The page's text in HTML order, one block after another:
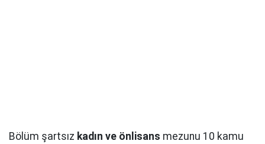
Bölüm şartsız kadın ve önlisans mezunu 10 kamu